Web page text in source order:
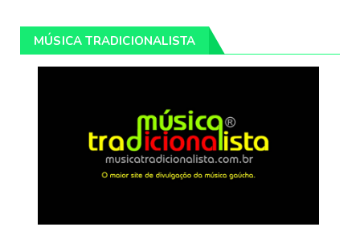
MÚSICA TRADICIONALISTA